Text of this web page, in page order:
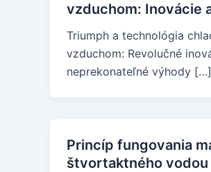
vzduchom: Inovácie
Triumph a technológia
vzduchom: Revolučné
neprekonateľné výhody […]
Princíp fungovania
štvortaktného vodou